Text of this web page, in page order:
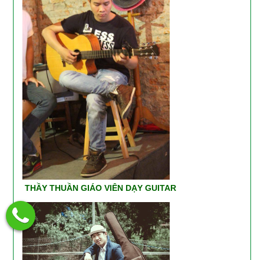
THẦY THUẦN GIÁO VIÊN DẠY GUITAR